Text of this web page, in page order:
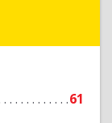
61
Азина ул,